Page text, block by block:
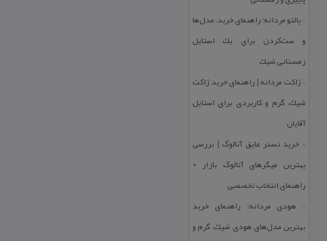
:: پالتو مردانه؛ راهنمای خرید، مدل‌ها
و ست‌كردن برای یك استایل
زمستانی شیك
::ژاكت مردانه | راهنمای خرید ژاكت
شیك، گرم و كاربردی برای استایل
آقایان
:: خرید تستر عایق آنالوگ | بررسی
بهترین میگرهای آنالوگ بازار +
راهنمای انتخاب تخصصی
:: هودی مردانه؛ راهنمای خرید
بهترین مدل‌های هودی شیك، گرم و